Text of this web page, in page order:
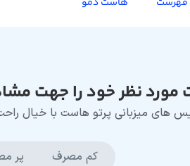
مدیا
برندینگ
سرور
منابع
پهنای‌باند و سرعت
نظر خود را جهت
های میزبانی پرتو هاست با خیال
کم مصرف پر